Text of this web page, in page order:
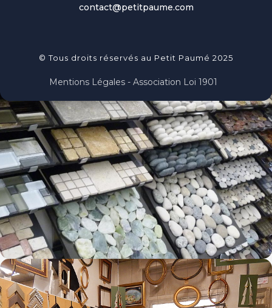
contact@petitpaume.com
© Tous droits réservés au Petit Paumé 2025
Mentions Légales - Association Loi 1901